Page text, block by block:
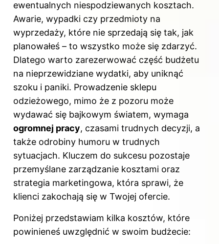
ewentualnych niespodziewanych kosztach.
Awarie, wypadki czy przedmioty na
wyprzedaży, które nie sprzedają się tak, jak
planowałeś – to wszystko może się zdarzyć.
Dlatego warto zarezerwować część budżetu
na nieprzewidziane wydatki, aby uniknąć
szoku i paniki. Prowadzenie sklepu
odzieżowego, mimo że z pozoru może
wydawać się bajkowym światem, wymaga
ogromnej pracy, czasami trudnych decyzji, a
także odrobiny humoru w trudnych
sytuacjach. Kluczem do sukcesu pozostaje
przemyślane zarządzanie kosztami oraz
strategia marketingowa, która sprawi, że
klienci zakochają się w Twojej ofercie.
Poniżej przedstawiam kilka kosztów, które
powinieneś uwzględnić w swoim budżecie: